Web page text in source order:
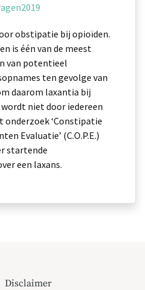
obstipatie bij opioïden.
is één van de meest
van potentieel
ten gevolge van
daarom laxantia bij
niet door iedereen
onderzoek ‘Constipatie
Evaluatie’ (C.O.P.E.)
startende
een laxans.
Disclaimer